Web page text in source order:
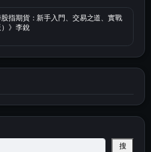
股指期貨：新手入門、交易之道、實戰
》李銳
搜